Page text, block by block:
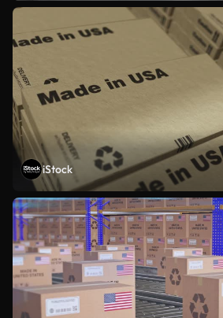
iStock